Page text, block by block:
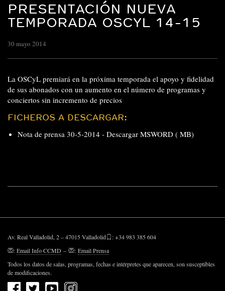
PRESENTACIÓN NUEVA
TEMPORADA OSCYL 14-15
30 mayo 2014
La OSCyL premiará en la próxima temporada el apoyo y fidelidad
de sus abonados con un aumento en el número de programas y
conciertos sin incremento de precios
FICHEROS A DESCARGAR:
Nota de prensa 30-5-2014 - Descargar MSWORD ( MB)
Av. Real Valladolid, 2 – 47015 Valladolid
: +34 983 385 604
:Email Info CCMD – : Email Prensa
Todos los datos de salas, programas, fechas e intérpretes que aparecen, son susceptibles
de modificaciones.